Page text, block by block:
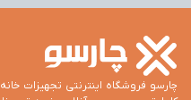
چارسو فروشگاه اینترنتی تجهیزات